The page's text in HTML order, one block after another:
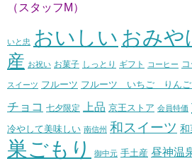
（スタッフM）
いと忠 おいしい おみや
産 お祝い お菓子 しっとり ギフト コーヒー
スイーツ フルーツ フルーツ いちご りん
チョコ 七夕限定 上品 京王ストア 会員特価
冷やして美味しい 南信州 和スイーツ 和
巣ごもり 御中元 手土産 昼神温